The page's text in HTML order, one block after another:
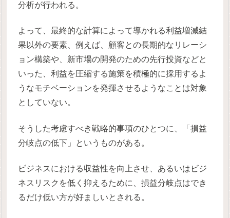
分析が行われる。
よって、最終的な計算によって導かれる利益増減結
果以外の要素、例えば、顧客との長期的なリレーシ
ョン構築や、新市場の開発のための先行投資などと
いった、利益を圧縮する施策を積極的に採用するよ
うなモチベーションを発揮させるようなことは対象
としていない。
そうした考慮すべき戦略的事項のひとつに、「損益
分岐点の低下」というものがある。
ビジネスにおける収益性を向上させ、あるいはビジ
ネスリスクを低く抑えるために、損益分岐点はでき
るだけ低い方が好ましいとされる。